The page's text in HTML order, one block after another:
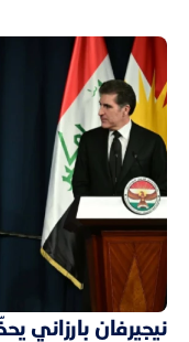
نيجيرفان بارزاني